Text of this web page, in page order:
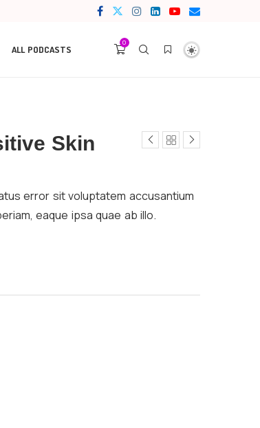
ALL PODCASTS
0
Skin
error sit voluptatem accusantium
eaque ipsa quae ab illo.